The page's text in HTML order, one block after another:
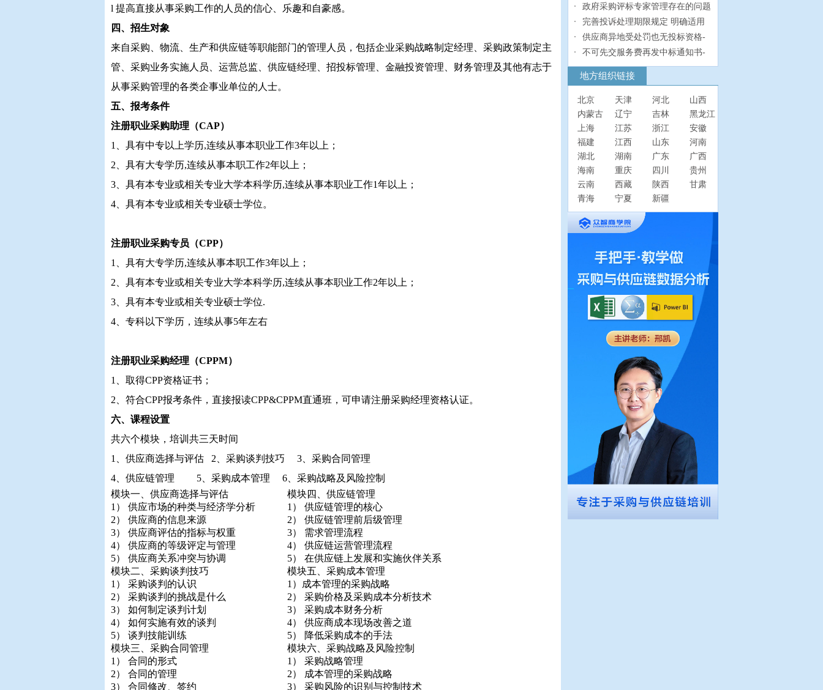
l 提高直接从事采购工作的人员的信心、乐趣和自豪感。
四、招生对象
来自采购、物流、生产和供应链等职能部门的管理人员，包括企业采购战略制定经理、采购政策制定主
管、采购业务实施人员、运营总监、供应链经理、招投标管理、金融投资管理、财务管理及其他有志于
从事采购管理的各类企事业单位的人士。
五、报考条件
注册职业采购助理（CAP）
1、具有中专以上学历,连续从事本职业工作3年以上；
2、具有大专学历,连续从事本职工作2年以上；
3、具有本专业或相关专业大学本科学历,连续从事本职业工作1年以上；
4、具有本专业或相关专业硕士学位。
注册职业采购专员（CPP）
1、具有大专学历,连续从事本职工作3年以上；
2、具有本专业或相关专业大学本科学历,连续从事本职业工作2年以上；
3、具有本专业或相关专业硕士学位.
4、专科以下学历，连续从事5年左右
注册职业采购经理（CPPM）
1、取得CPP资格证书；
2、符合CPP报考条件，直接报读CPP&CPPM直通班，可申请注册采购经理资格认证。
六、课程设置
共六个模块，培训共三天时间
1、供应商选择与评估 2、采购谈判技巧 3、采购合同管理
4、供应链管理 5、采购成本管理 6、采购战略及风险控制
模块一、供应商选择与评估
1） 供应市场的种类与经济学分析
2） 供应商的信息来源
3） 供应商评估的指标与权重
4） 供应商的等级评定与管理
5） 供应商关系冲突与协调
模块四、供应链管理
1） 供应链管理的核心
2） 供应链管理前后级管理
3） 需求管理流程
4） 供应链运营管理流程
5） 在供应链上发展和实施伙伴关系
模块二、采购谈判技巧
1） 采购谈判的认识
2） 采购谈判的挑战是什么
3） 如何制定谈判计划
4） 如何实施有效的谈判
5） 谈判技能训练
模块五、采购成本管理
1）成本管理的采购战略
2） 采购价格及采购成本分析技术
3） 采购成本财务分析
4） 供应商成本现场改善之道
5） 降低采购成本的手法
模块三、采购合同管理
1） 合同的形式
2） 合同的管理
3） 合同修改、签约
模块六、采购战略及风险控制
1） 采购战略管理
2） 成本管理的采购战略
3） 采购风险的识别与控制技术
政府采购评标专家管理存在的问题
完善投诉处理期限规定 明确适用
供应商异地受处罚也无投标资格-
不可先交服务费再发中标通知书-
地方组织链接
北京 天津 河北
山西
内蒙古
辽宁 吉林
黑龙江
上海
江苏 浙江
安徽
福建
江西 山东
河南
湖北
湖南 广东
广西
海南
重庆 四川
贵州
云南
西藏 陕西
甘肃
青海
宁夏 新疆